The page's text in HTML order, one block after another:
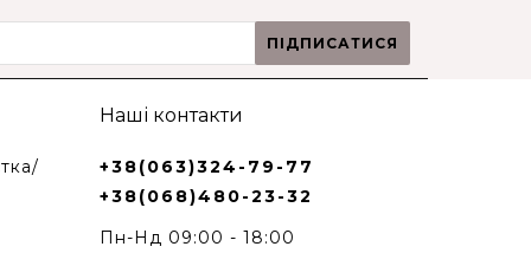
ПІДПИСАТИСЯ
Наші контакти
+38(063)324-79-77
+38(068)480-23-32
Пн-Нд 09:00 - 18:00